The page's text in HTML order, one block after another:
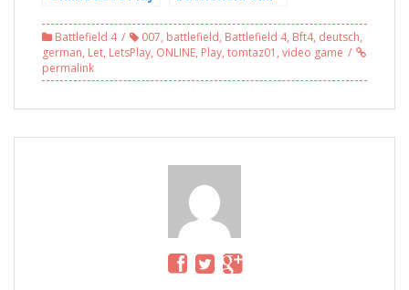
neuer Versuch
mal was zu
treffen
Battlefield 4 007, battlefield, Battlefield 4, Bft4, deutsch,
german, Let, LetsPlay, ONLINE, Play, tomtaz01 , video game
permalink